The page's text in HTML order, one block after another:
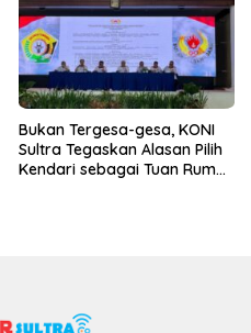
Bukan Tergesa-gesa, KONI
Sultra Tegaskan Alasan Pilih
Kendari sebagai Tuan Rumah